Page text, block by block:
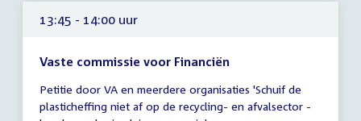
13:45 - 14:00 uur
Vaste commissie voor Financiën
vergadering
13:45
Petitie door VA en meerdere organisaties 'Schuif de
plasticheffing niet af op de recycling- en afvalsector -